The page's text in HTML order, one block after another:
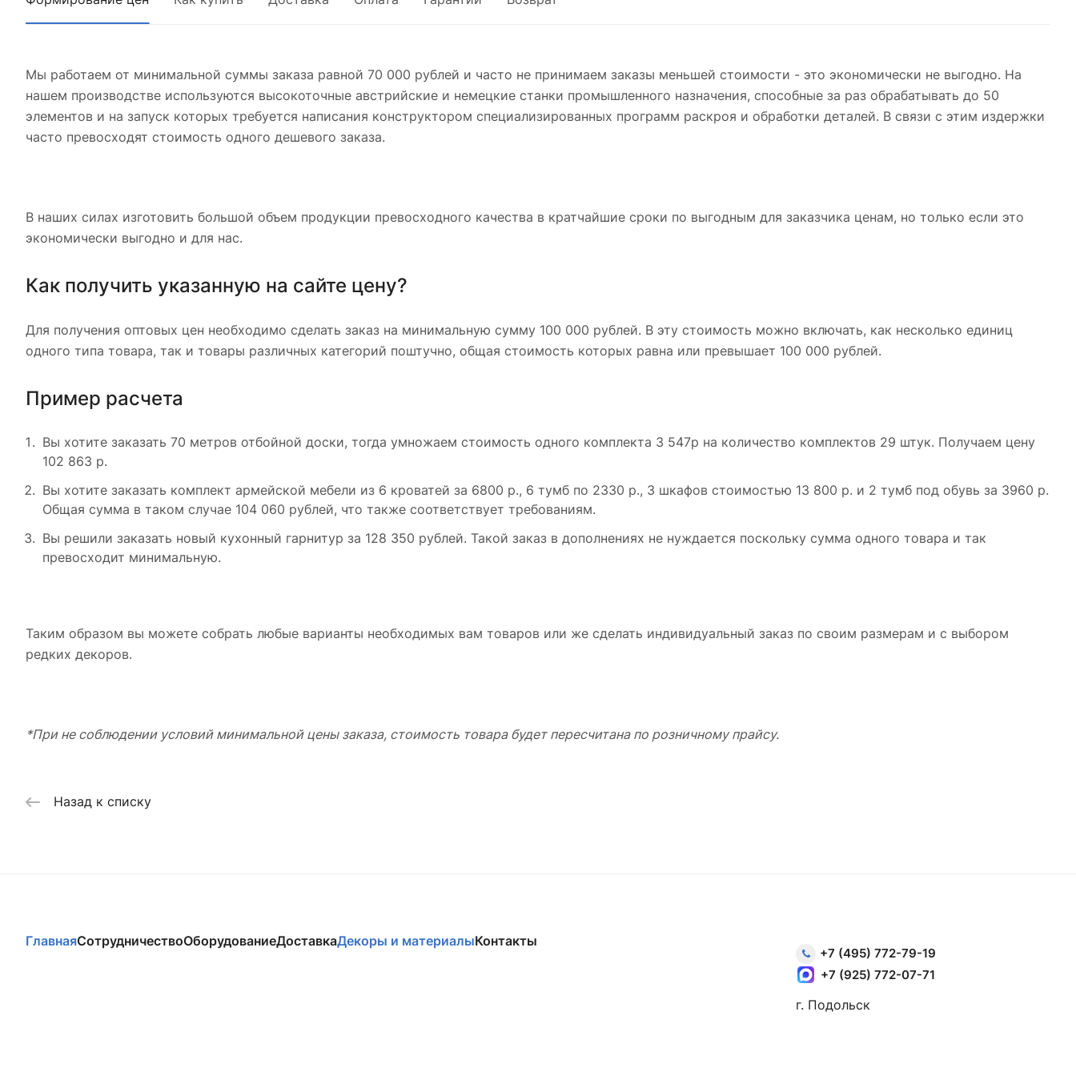
Мы работаем от минимальной суммы заказа равной 70 000 рублей и часто не принимаем заказы меньшей стоимости - это экономически не выгодно. На
нашем производстве используются высокоточные австрийские и немецкие станки промышленного назначения, способные за раз обрабатывать до 50
элементов и на запуск которых требуется написания конструктором специализированных программ раскроя и обработки деталей. В связи с этим издержки
часто превосходят стоимость одного дешевого заказа.
В наших силах изготовить большой объем продукции превосходного качества в кратчайшие сроки по выгодным для заказчика ценам, но только если это
экономически выгодно и для нас.
Как получить указанную на сайте цену?
Для получения оптовых цен необходимо сделать заказ на минимальную сумму 100 000 рублей. В эту стоимость можно включать, как несколько единиц
одного типа товара, так и товары различных категорий поштучно, общая стоимость которых равна или превышает 100 000 рублей.
Пример расчета
Вы хотите заказать 70 метров отбойной доски, тогда умножаем стоимость одного комплекта 3 547р на количество комплектов 29 штук. Получаем цену
102 863 р.
Вы хотите заказать комплект армейской мебели из 6 кроватей за 6800 р., 6 тумб по 2330 р., 3 шкафов стоимостью 13 800 р. и 2 тумб под обувь за 3960 р.
Общая сумма в таком случае 104 060 рублей, что также соответствует требованиям.
Вы решили заказать новый кухонный гарнитур за 128 350 рублей. Такой заказ в дополнениях не нуждается поскольку сумма одного товара и так
превосходит минимальную.
Таким образом вы можете собрать любые варианты необходимых вам товаров или же сделать индивидуальный заказ по своим размерам и с выбором
редких декоров.
*При не соблюдении условий минимальной цены заказа, стоимость товара будет пересчитана по розничному прайсу.
Назад к списку
ГлавнаяСотрудничествоОборудованиеДоставкаДекоры и материалыКонтакты
+7 (495) 772-79-19
+7 (925) 772-07-71
г. Подольск